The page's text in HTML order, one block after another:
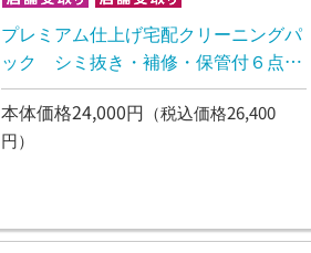
プレミアム仕上げ宅配クリーニングパ
ック シミ抜き・補修・保管付６点
【10日~2週間後のお渡し】
本体価格24,000円 （税込価格26,400
円）